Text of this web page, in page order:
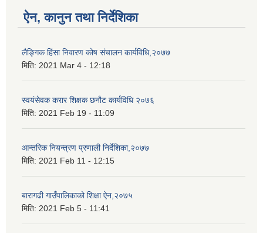
ऐन, कानुन तथा निर्देशिका
लैङ्गिक हिंसा निवारण कोष संचालन कार्यविधि,२०७७
मिति: 2021 Mar 4 - 12:18
स्वयंसेवक करार शिक्षक छनौट कार्यविधि २०७६
मिति: 2021 Feb 19 - 11:09
आन्तरिक नियन्त्रण प्रणाली निर्देशिका,२०७७
मिति: 2021 Feb 11 - 12:15
बारागढी गाउँपालिकाको शिक्षा ऐन,२०७५
मिति: 2021 Feb 5 - 11:41